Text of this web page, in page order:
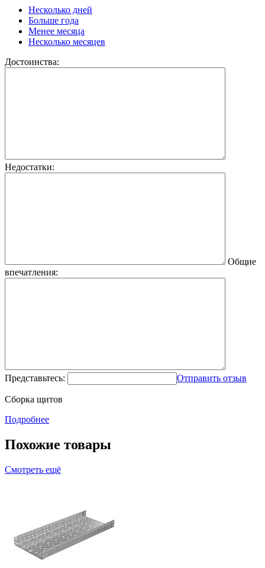
Несколько дней
Больше года
Менее месяца
Несколько месяцев
Достоинства:
Недостатки:
Общие
впечатления:
Представьтесь: Отправить отзыв
Сборка щитов
Подробнее
Похожие товары
Смотреть ещё